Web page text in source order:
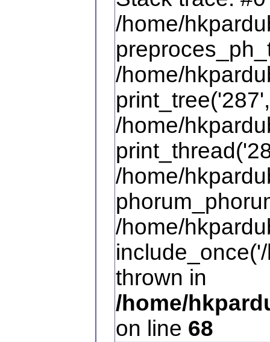
/home/
/home/
/home/
/home/
/home/
thrown in
/home/
on line 68